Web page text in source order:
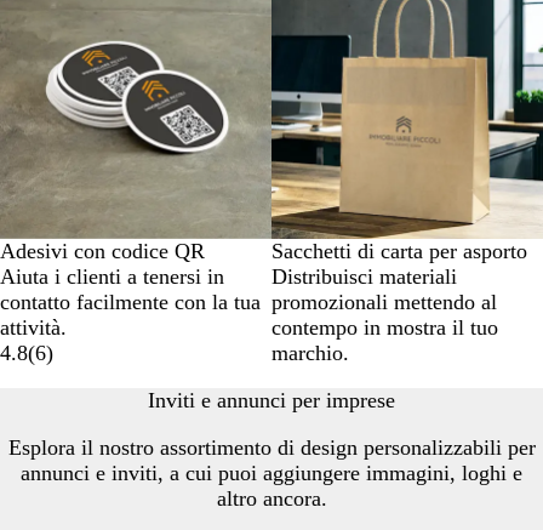
Adesivi con codice QR
Aiuta i clienti a tenersi in
contatto facilmente con la tua
attività.
4.8(6)
Sacchetti di carta per asporto
Distribuisci materiali
promozionali mettendo al
contempo in mostra il tuo
marchio.
Inviti e annunci per imprese
Esplora il nostro assortimento di design personalizzabili per
annunci e inviti, a cui puoi aggiungere immagini, loghi e
altro ancora.